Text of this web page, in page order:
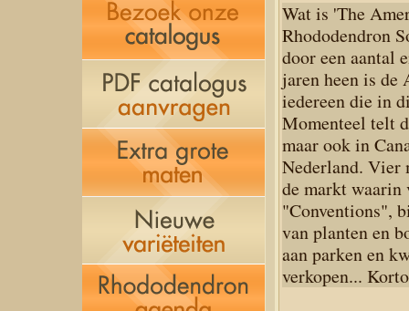
Wat is 'The
Rhododendron
door een aantal
jaren heen is
iedereen die in
Momenteel telt
maar ook in
Nederland. Vier
de markt waarin
"Conventions",
van planten en
aan parken en
verkopen...